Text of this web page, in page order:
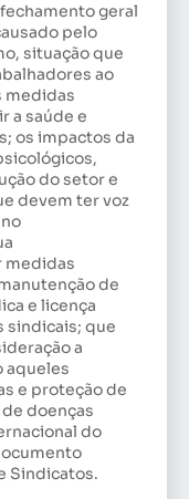
geral
pelo
situação que
ao
medidas
a saúde e
os impactos da
do setor e
devem ter voz
medidas
de
e licença
sindicais; que
a
aqueles
e proteção de
doenças
do
Sindicatos.